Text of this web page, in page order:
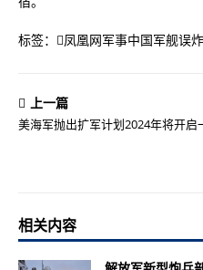
标签： 凤凰网军事中国军舰误
上一篇
美海军抛出扩军计划2024年将开启
相关内容